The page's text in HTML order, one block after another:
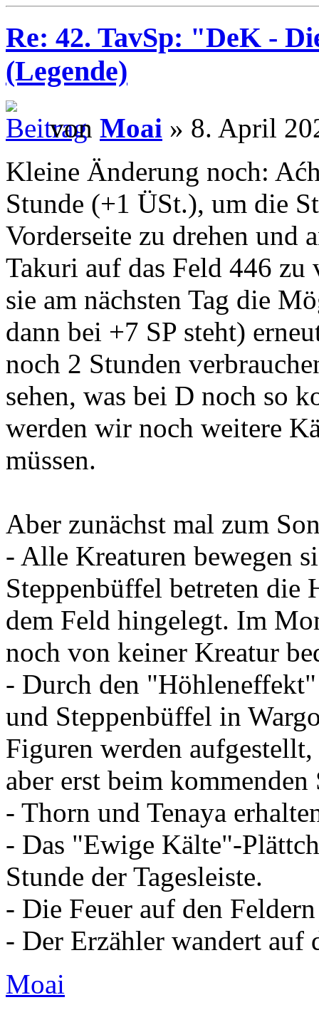
Re: 42. TavSp: "DeK -
(Legende)
von Moai » 8. April
Kleine Änderung noch:
Stunde (+1 ÜSt.), um die
Vorderseite zu drehen und
Takuri auf das Feld 446 zu
sie am nächsten Tag die
dann bei +7 SP steht)
noch 2 Stunden
sehen, was bei D noch so
werden wir noch weitere
müssen.
Aber zunächst mal zum
- Alle Kreaturen bewegen
Steppenbüffel betreten die
dem Feld hingelegt. Im
noch von keiner Kreatur
- Durch den
und Steppenbüffel in
Figuren werden
aber erst beim kommenden
- Thorn und Tenaya
- Das "Ewige Kälte"-
Stunde der Tagesleiste.
- Die Feuer auf den
- Der Erzähler wandert auf
Moai